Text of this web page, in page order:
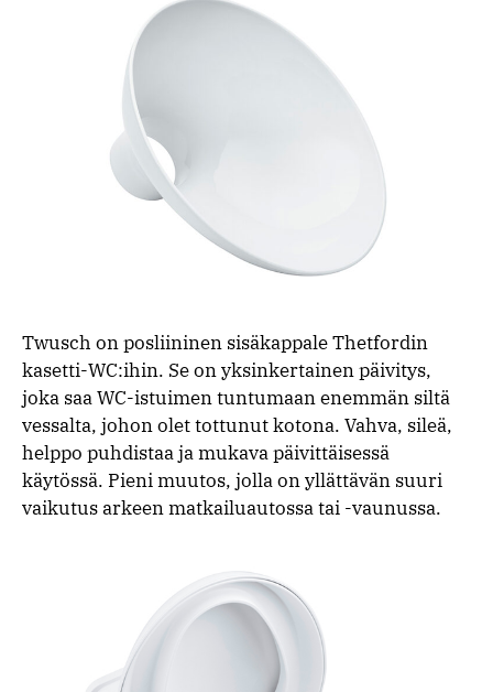
Twusch on posliininen sisäkappale Thetfordin
kasetti-WC:ihin. Se on yksinkertainen päivitys,
joka saa WC-istuimen tuntumaan enemmän siltä
vessalta, johon olet tottunut kotona. Vahva, sileä,
helppo puhdistaa ja mukava päivittäisessä
käytössä. Pieni muutos, jolla on yllättävän suuri
vaikutus arkeen matkailuautossa tai -vaunussa.